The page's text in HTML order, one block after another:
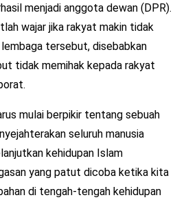
menjadi anggota dewan (DPR).
wajar jika rakyat makin tidak
tersebut, disebabkan
tidak memihak kepada rakyat
mulai berpikir tentang sebuah
seluruh manusia
kehidupan Islam
yang patut dicoba ketika kita
di tengah-tengah kehidupan